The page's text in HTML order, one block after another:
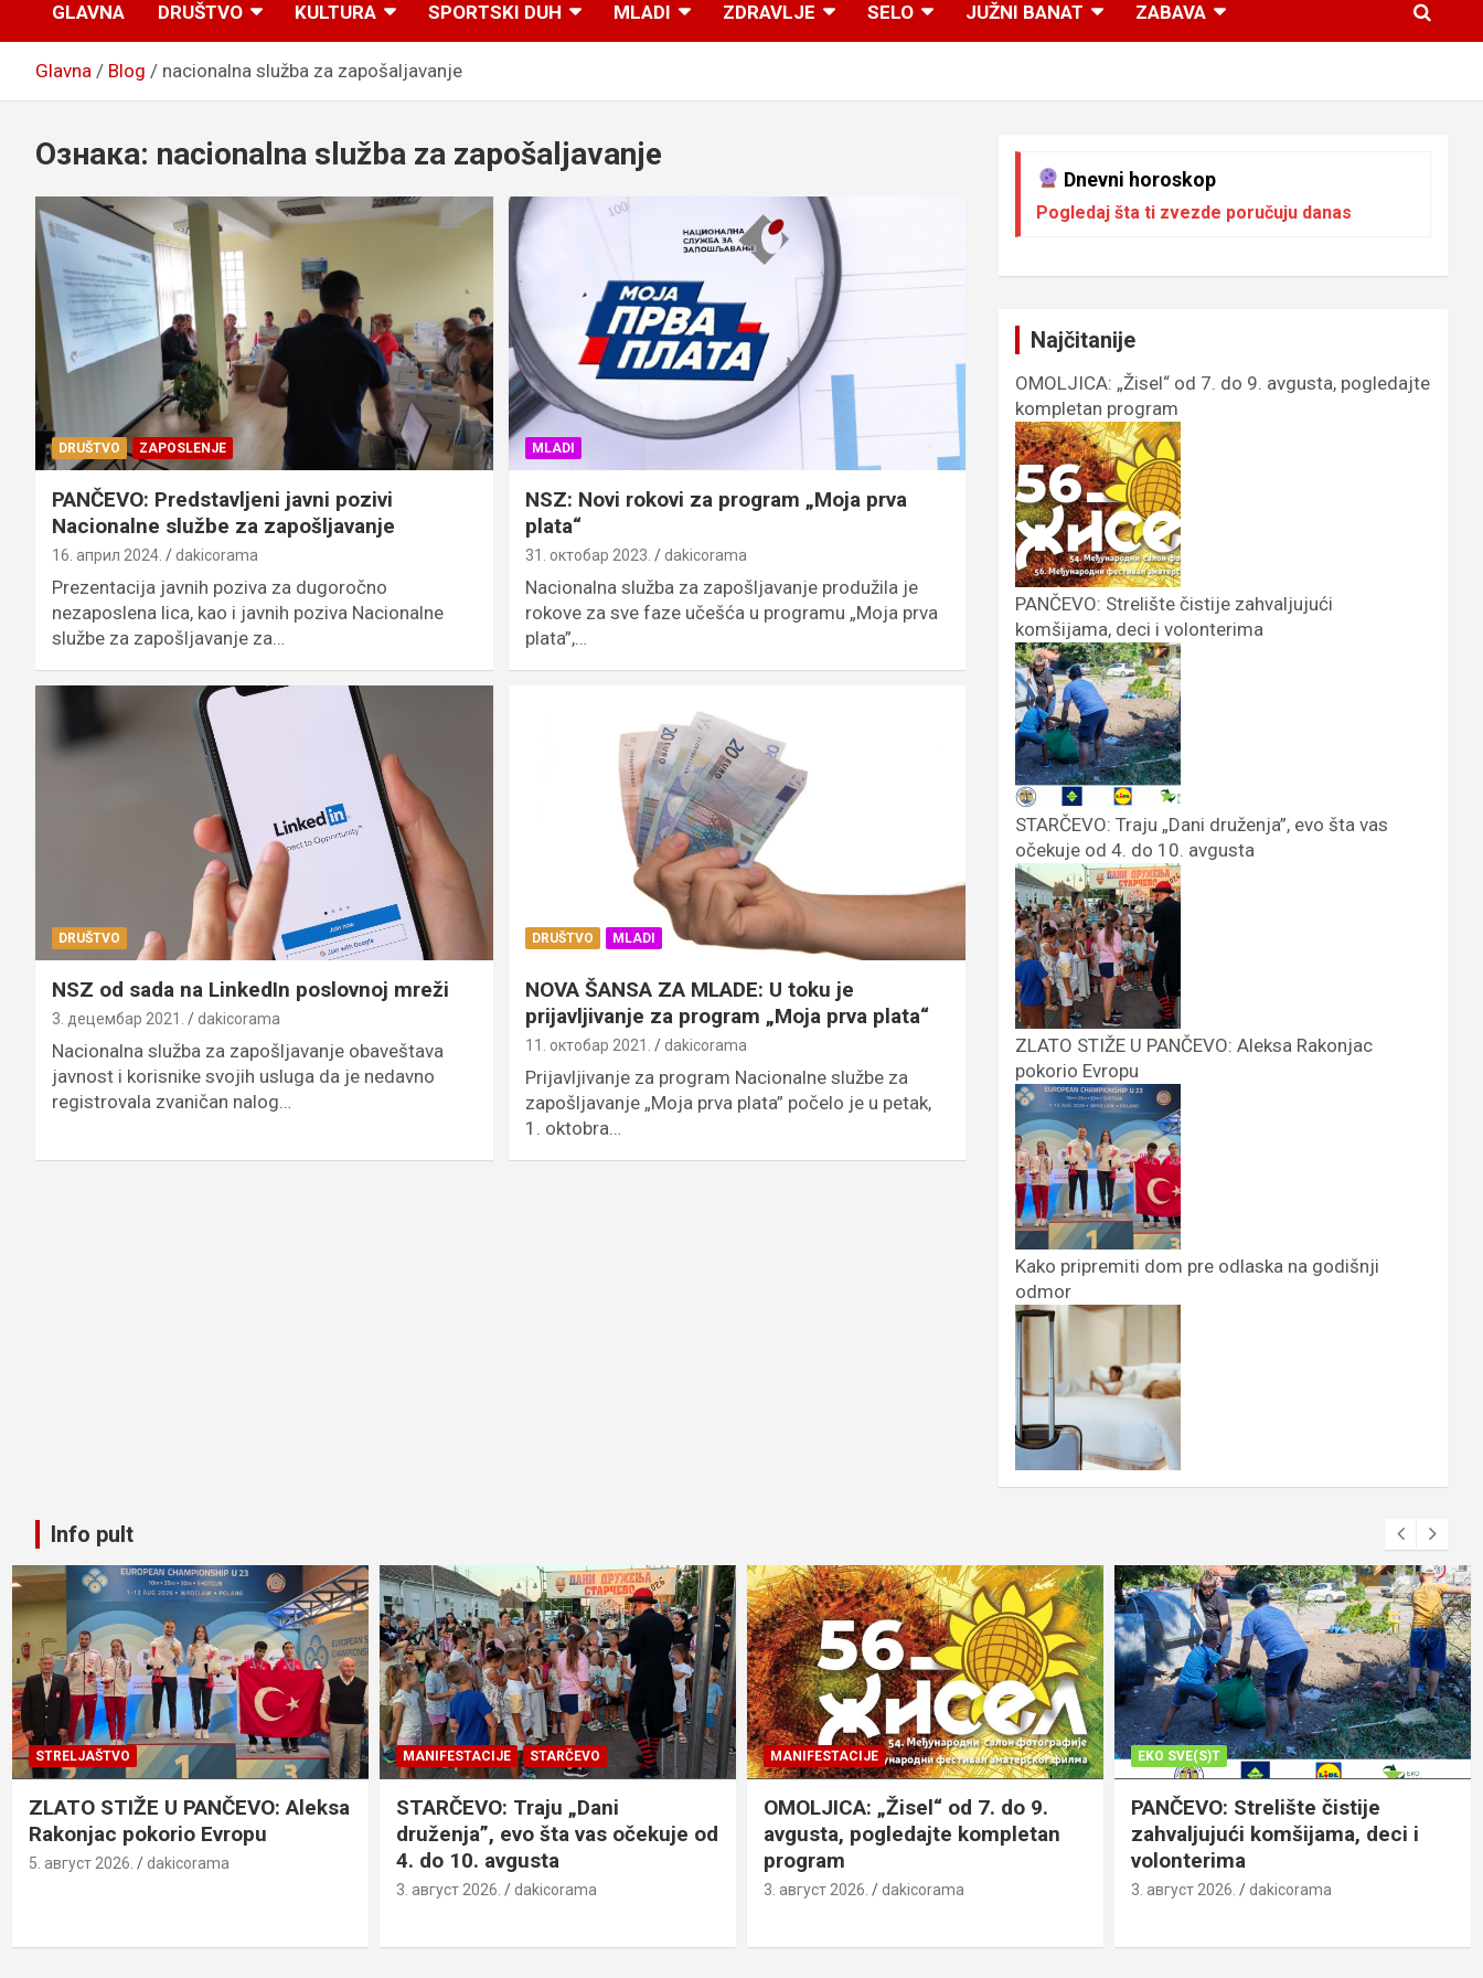
GLAVNA DRUŠTVO KULTURA SPORTSKI DUH MLADI ZDRAVLJE SELO JUŽNI BANAT ZABAVA
Glavna Blog nacionalna služba za zapošaljavanje
Ознака: nacionalna služba za zapošaljavanje
DRUŠTVO ZAPOSLENJE
PANČEVO: Predstavljeni javni pozivi
Nacionalne službe za zapošljavanje
16. април 2024. dakicorama
Prezentacija javnih poziva za dugoročno
nezaposlena lica, kao i javnih poziva Nacionalne
službe za zapošljavanje za…
MLADI
NSZ: Novi rokovi za program „Moja prva
plata“
31. октобар 2023. dakicorama
Nacionalna služba za zapošljavanje produžila je
rokove za sve faze učešća u programu „Moja prva
plata”,…
DRUŠTVO
NSZ od sada na LinkedIn poslovnoj mreži
3. децембар 2021. dakicorama
Nacionalna služba za zapošljavanje obaveštava
javnost i korisnike svojih usluga da je nedavno
registrovala zvaničan nalog…
DRUŠTVO MLADI
NOVA ŠANSA ZA MLADE: U toku je
prijavljivanje za program „Moja prva plata“
11. октобар 2021. dakicorama
Prijavljivanje za program Nacionalne službe za
zapošljavanje „Moja prva plata” počelo je u petak,
1. oktobra…
Dnevni horoskop
Pogledaj šta ti zvezde poručuju danas
Najčitanije
OMOLJICA: „Žisel“ od 7. do 9. avgusta, pogledajte
kompletan program
PANČEVO: Strelište čistije zahvaljujući
komšijama, deci i volonterima
STARČEVO: Traju „Dani druženja”, evo šta vas
očekuje od 4. do 10. avgusta
ZLATO STIŽE U PANČEVO: Aleksa Rakonjac
pokorio Evropu
Kako pripremiti dom pre odlaska na godišnji
odmor
Info pult
STRELJAŠTVO
ZLATO STIŽE U PANČEVO: Aleksa
Rakonjac pokorio Evropu
5. август 2026. dakicorama
MANIFESTACIJE STARČEVO
STARČEVO: Traju „Dani
druženja”, evo šta vas očekuje od
4. do 10. avgusta
3. август 2026. dakicorama
MANIFESTACIJE
OMOLJICA: „Žisel“ od 7. do 9.
avgusta, pogledajte kompletan
program
3. август 2026. dakicorama
EKO SVE(S)T
PANČEVO: Strelište čistije
zahvaljujući komšijama, deci i
volonterima
3. август 2026. dakicorama